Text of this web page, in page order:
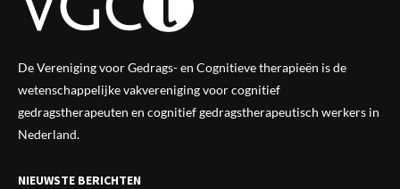
De Vereniging voor Gedrags- en Cognitieve therapieën is de
wetenschappelijke vakverenigingvoor cognitief
gedragstherapeuten en cognitief gedragstherapeutisch werkers in
Nederland.
NIEUWSTE BERICHTEN